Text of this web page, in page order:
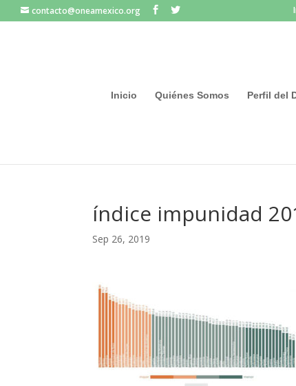
contacto@oneamexico.org
Inicio Quiénes Somos Perfil del
índice impunidad
Sep 26, 2019